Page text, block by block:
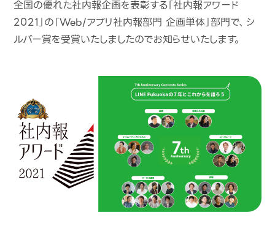
全国の優れた社内報企画を表彰する「社内報アワード
2021」の「Web/アプリ社内報部門 企画単体」部門で、シ
ルバー賞を受賞いたしましたのでお知らせいたします。